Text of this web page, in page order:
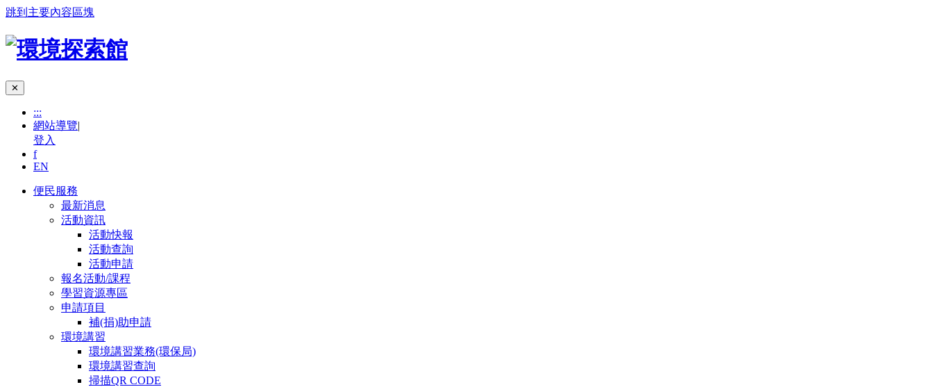
跳到主要內容區塊
✕
:::
網站導覽|
登入
f
EN
便民服務
最新消息
活動資訊
活動快報
活動查詢
活動申請
報名活動/課程
學習資源專區
申請項目
補(捐)助申請
環境講習
環境講習業務(環保局)
環境講習查詢
掃描QR CODE